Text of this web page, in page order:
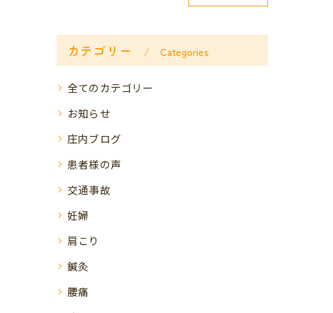
カテゴリー Categories
全てのカテゴリー
お知らせ
庄内ブログ
患者様の声
交通事故
妊婦
肩こり
鍼灸
腰痛